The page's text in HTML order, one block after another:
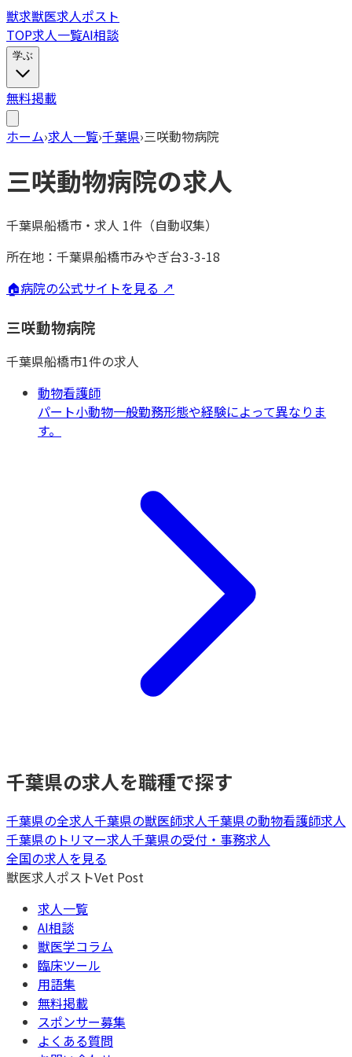
獣求獣医求人ポスト
TOP求人一覧AI相談
学ぶ
無料掲載
ホーム›求人一覧›千葉県›三咲動物病院
三咲動物病院の求人
千葉県船橋市 ・ 求人 1件（自動収集）
所在地： 千葉県船橋市みやぎ台3-3-18
🏠病院の公式サイトを見る ↗
三咲動物病院
千葉県船橋市1件の求人
動物看護師
パート小動物一般勤務形態や経験によって異なりま
す。
千葉県の求人を職種で探す
千葉県の全求人千葉県の獣医師求人千葉県の動物看護師求人
千葉県の トリマー求人千葉県の受付・事務求人
全国の求人を見る
獣医求人ポストVet Post
求人一覧
AI相談
獣医学コラム
臨床ツール
用語集
無料掲載
スポンサー募集
よくある質問